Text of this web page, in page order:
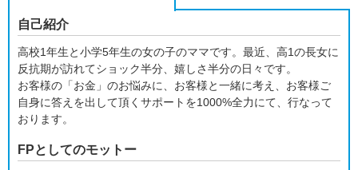
自己紹介
高校1年生と小学5年生の女の子のママです。最近、高1の長女に
反抗期が訪れてショック半分、嬉しさ半分の日々です。
お客様の「お金」のお悩みに、お客様と一緒に考え、お客様ご
自身に答えを出して頂くサポートを1000%全力にて、行なって
おります。
FPとしてのモットー